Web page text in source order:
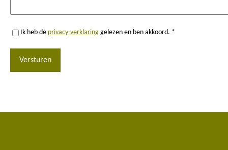
Ik heb de privacy-verklaring gelezen en ben akkoord. *
Versturen